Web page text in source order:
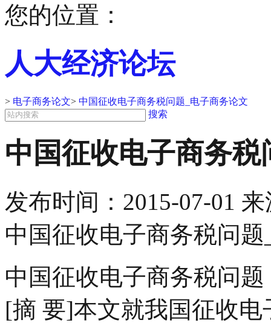
您的位置：
人大经济论坛
> 电子商务论文> 中国征收电子商务税问题_电子商务论文
搜索
中国征收电子商务
发布时间： 2015-07-01 来
中国征收电子商务税问
中国征收电子商务税问题
[摘 要]本文就我国征收